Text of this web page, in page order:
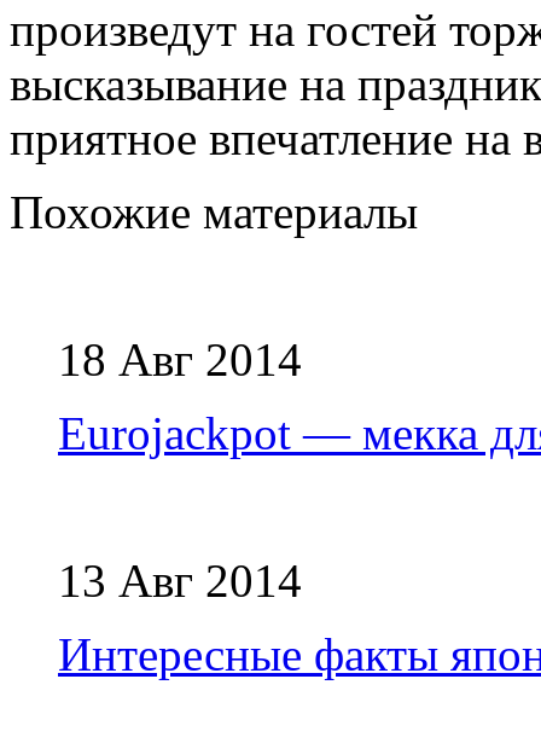
произведут на гостей
высказывание на
приятное впечатление
Похожие материалы
18 Авг 2014
Eurojackpot — мекка
13 Авг 2014
Интересные факты